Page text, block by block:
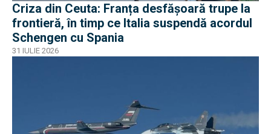
Criza din Ceuta: Franța desfășoară trupe la
frontieră, în timp ce Italia suspendă acordul
Schengen cu Spania
31 IULIE 2026